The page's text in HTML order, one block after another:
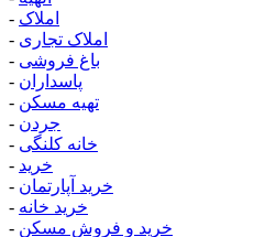
- املاک
- املاک تجاری
- باغ فروشی
- پاسداران
- تهیه مسکن
- جردن
- خانه کلنگی
- خرید
- خرید آپارتمان
- خرید خانه
- خرید و فروش مسکن